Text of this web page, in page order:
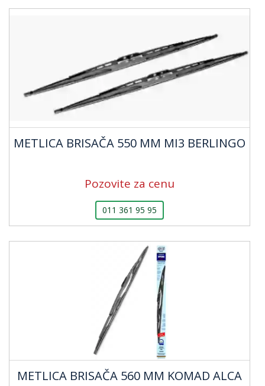
METLICA BRISAČA 550 MM MI3 BERLINGO
Pozovite za cenu
011 361 95 95
METLICA BRISAČA 560 MM KOMAD ALCA